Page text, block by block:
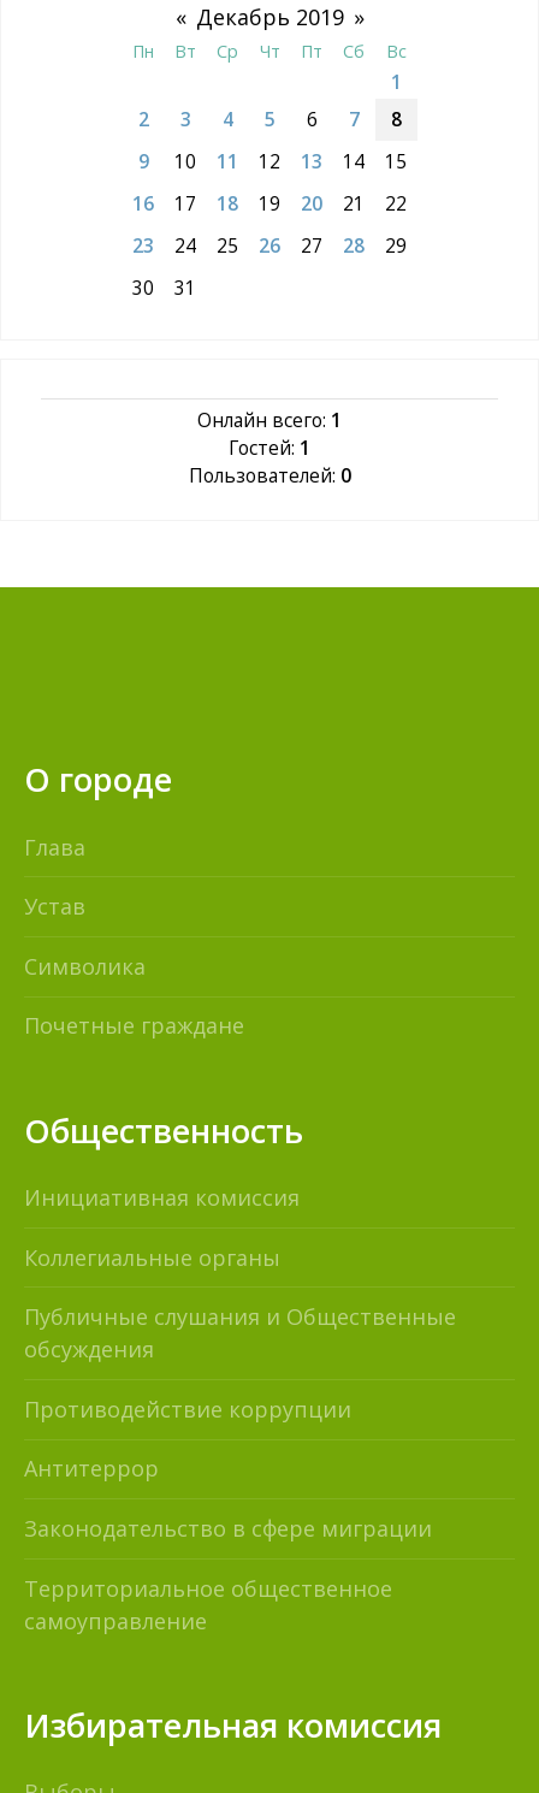
« Декабрь 2019 »
Пн Вт Ср Чт Пт Сб Вс
1
2
3 4 5 6 7
8
9
10 11 12 13 14
15
16
17 18 19 20 21
22
23
24 25 26 27 28
29
30
31
Онлайн всего: 1
Гостей: 1
Пользователей: 0
О городе
Глава
Устав
Символика
Почетные граждане
Общественность
Инициативная комиссия
Коллегиальные органы
Публичные слушания и Общественные
обсуждения
Противодействие коррупции
Антитеррор
Законодательство в сфере миграции
Территориальное общественное
самоуправление
Избирательная комиссия